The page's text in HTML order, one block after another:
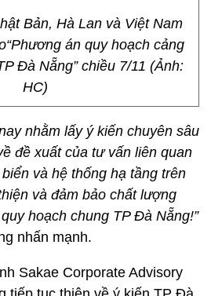
Bản, Hà Lan và Việt Nam
án quy hoạch cảng
Đà Nẵng” chiều 7/11 (Ảnh:
HC)
nhằm lấy ý kiến chuyên sâu
đề xuất của tư vấn liên quan
và hệ thống hạ tầng trên
và đảm bảo chất lượng
hoạch chung TP Đà Nẵng!”
nhấn mạnh.
Sakae Corporate Advisory